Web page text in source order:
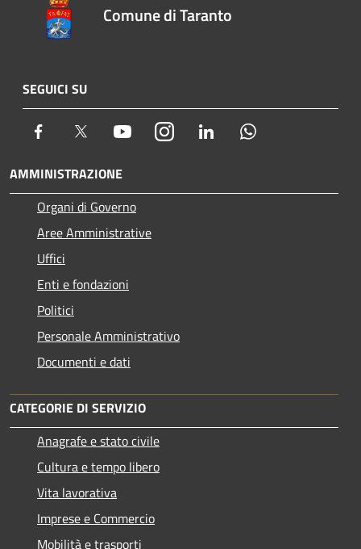
Comune di Taranto
SEGUICI SU
Facebook Twitter YoutubeInstagram LinkedIn
AMMINISTRAZIONE
Organi di Governo
Aree Amministrative
Uffici
Enti e fondazioni
Politici
Personale Amministrativo
Documenti e dati
CATEGORIE DI SERVIZIO
Anagrafe e stato civile
Cultura e tempo libero
Vita lavorativa
Imprese e Commercio
Mobilità e trasporti